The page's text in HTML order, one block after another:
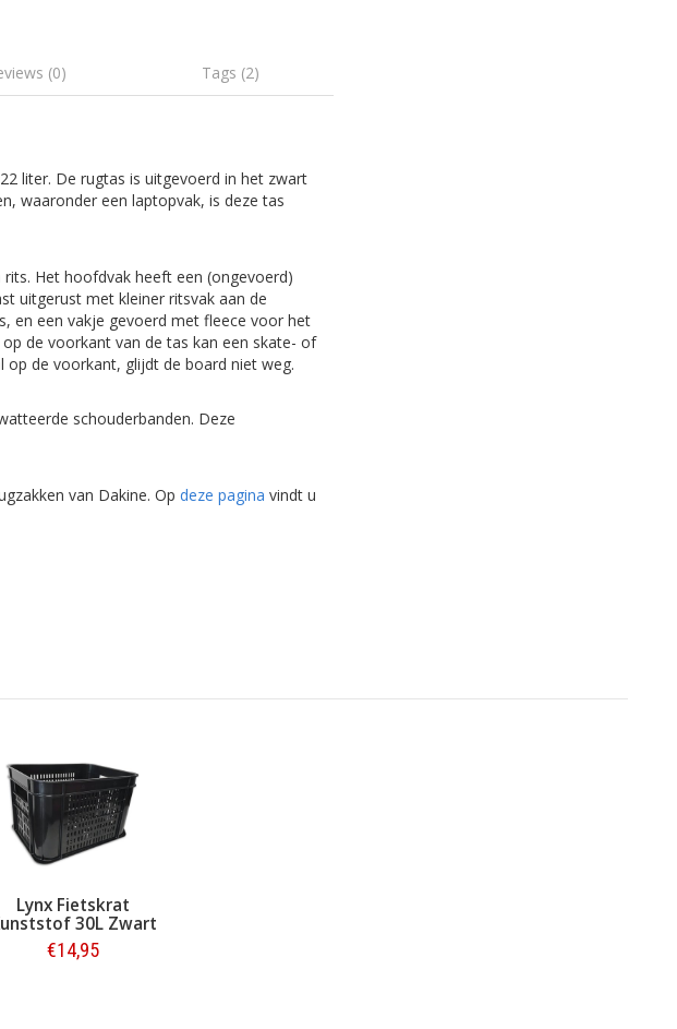
(0) Tags (2)
liter. De rugtas is uitgevoerd in het zwart
waaronder een laptopvak, is deze tas
Het hoofdvak heeft een (ongevoerd)
uitgerust met kleiner ritsvak aan de
en een vakje gevoerd met fleece voor het
de voorkant van de tas kan een skate- of
de voorkant, glijdt de board niet weg.
schouderbanden. Deze
van Dakine. Op deze pagina vindt u
Lynx Fietskrat
30L Zwart
€14,95